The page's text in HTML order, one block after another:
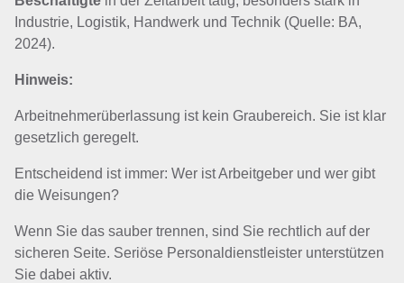
Industrie, Logistik, Handwerk und Technik (Quelle: BA,
2024).
Hinweis:
Arbeitnehmerüberlassung ist kein Graubereich. Sie ist klar
gesetzlich geregelt.
Entscheidend ist immer: Wer ist Arbeitgeber und wer gibt
die Weisungen?
Wenn Sie das sauber trennen, sind Sie rechtlich auf der
sicheren Seite. Seriöse Personaldienstleister unterstützen
Sie dabei aktiv.